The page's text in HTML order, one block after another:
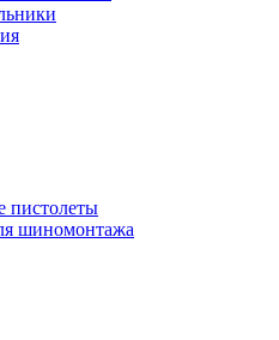
пистолеты
шиномонтажа